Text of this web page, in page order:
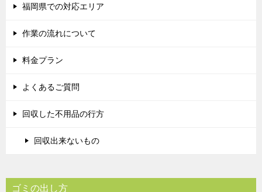
福岡県での対応エリア
作業の流れについて
料金プラン
よくあるご質問
回収した不用品の行方
回収出来ないもの
ゴミの出し方